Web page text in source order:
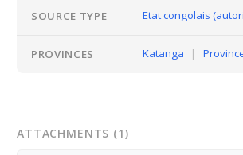
SOURCE TYPE Etat congolais
PROVINCES Katanga |
ATTACHMENTS (1)